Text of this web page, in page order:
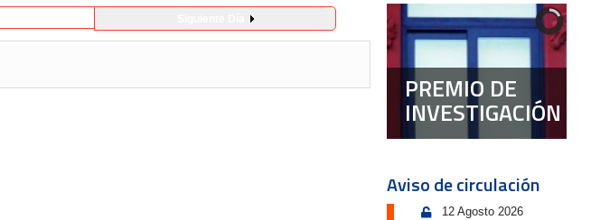
PREMIO DE
INVESTIGACIÓN
Aviso de circulación
12 Agosto 2026